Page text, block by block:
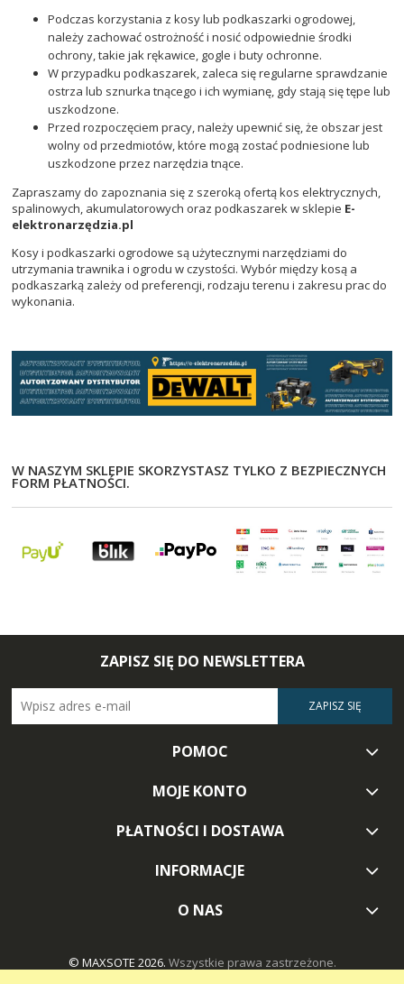
Podczas korzystania z kosy lub podkaszarki ogrodowej,
należy zachować ostrożność i nosić odpowiednie środki
ochrony, takie jak rękawice, gogle i buty ochronne.
W przypadku podkaszarek, zaleca się regularne sprawdzanie
ostrza lub sznurka tnącego i ich wymianę, gdy stają się tępe lub
uszkodzone.
Przed rozpoczęciem pracy, należy upewnić się, że obszar jest
wolny od przedmiotów, które mogą zostać podniesione lub
uszkodzone przez narzędzia tnące.
Zapraszamy do zapoznania się z szeroką ofertą kos elektrycznych,
spalinowych, akumulatorowych oraz podkaszarek w sklepie E-
elektronarzędzia.pl
Kosy i podkaszarki ogrodowe są użytecznymi narzędziami do
utrzymania trawnika i ogrodu w czystości. Wybór między kosą a
podkaszarką zależy od preferencji, rodzaju terenu i zakresu prac do
wykonania.
W NASZYM SKLEPIE SKORZYSTASZ TYLKO Z BEZPIECZNYCH
FORM PŁATNOŚCI.
ZAPISZ SIĘ DO NEWSLETTERA
ZAPISZ SIĘ
POMOC
MOJE KONTO
PŁATNOŚCI I DOSTAWA
INFORMACJE
O NAS
© MAXSOTE 2026. Wszystkie prawa zastrzeżone.